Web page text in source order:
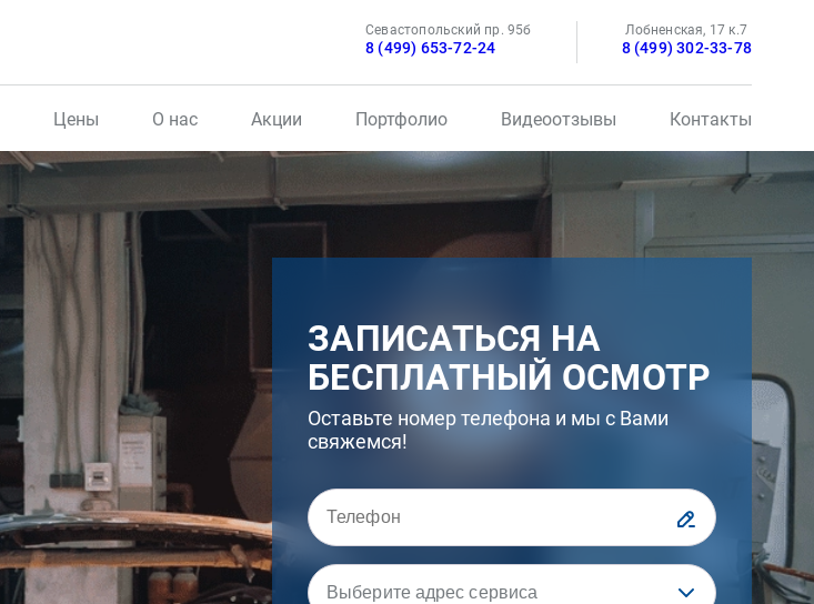
Севастопольский пр. 95б
8 (499) 653-72-24
Лобненская, 17 к.7
8 (499) 302-33-78
Цены О нас Акции Портфолио Видеоотзывы Контакты
ЗАПИСАТЬСЯ НА
БЕСПЛАТНЫЙ ОСМОТР
Оставьте номер телефона и мы с Вами
свяжемся!
Выберите адрес сервиса